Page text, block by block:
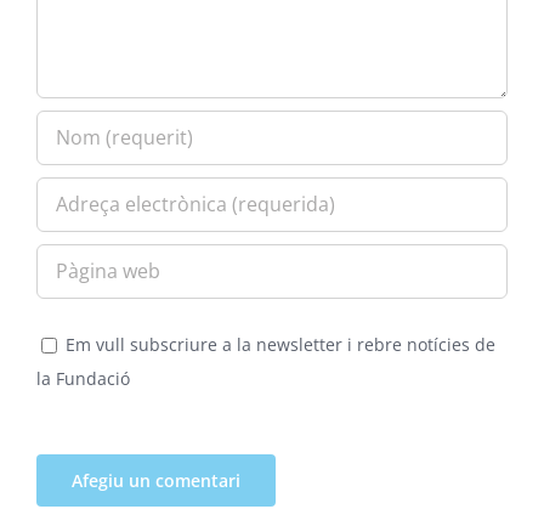
Em vull subscriure a la newsletter i rebre notícies de
la Fundació